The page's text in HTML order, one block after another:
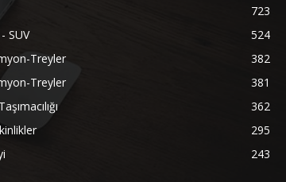
723
SUV
524
Treyler
382
Treyler
381
362
295
243